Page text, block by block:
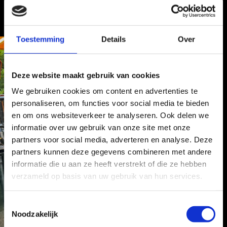
Toestemming Details Over
Deze website maakt gebruik van cookies
We gebruiken cookies om content en advertenties te
personaliseren, om functies voor social media te bieden
en om ons websiteverkeer te analyseren. Ook delen we
informatie over uw gebruik van onze site met onze
partners voor social media, adverteren en analyse. Deze
partners kunnen deze gegevens combineren met andere
informatie die u aan ze heeft verstrekt of die ze hebben
verzameld op basis van uw gebruik van hun services.
o
Noodzakelijk